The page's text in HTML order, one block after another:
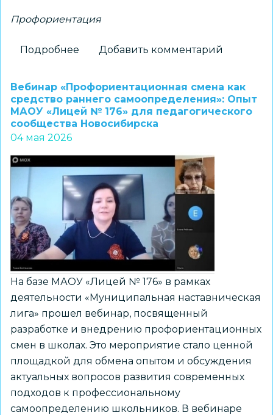
Профориентация
Подробнее
доступных
профессий
СПО
Добавить комментарий
Вебинар «Профориентационная смена как
средство раннего самоопределения»: Опыт
МАОУ «Лицей № 176» для педагогического
сообщества Новосибирска
04 мая 2026
На базе МАОУ «Лицей № 176» в рамках
деятельности «Муниципальная наставническая
лига» прошел вебинар, посвященный
разработке и внедрению профориентационных
смен в школах. Это мероприятие стало ценной
площадкой для обмена опытом и обсуждения
актуальных вопросов развития современных
подходов к профессиональному
самоопределению школьников. В вебинаре